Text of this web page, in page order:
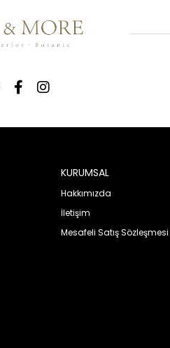
KURUMSAL
Hakkımızda
İletişim
Mesafeli Satış Sözleşmesi